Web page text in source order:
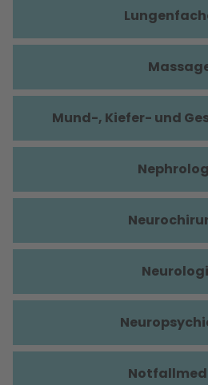
Mund-, Kiefer- und